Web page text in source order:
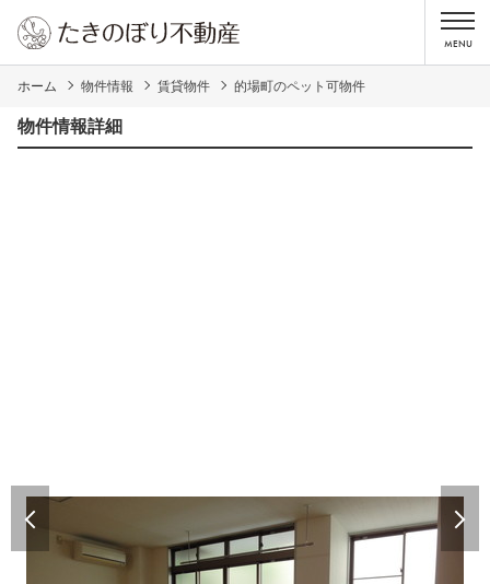
ホーム 物件情報 賃貸物件 的場町のペット可物件
物件情報詳細